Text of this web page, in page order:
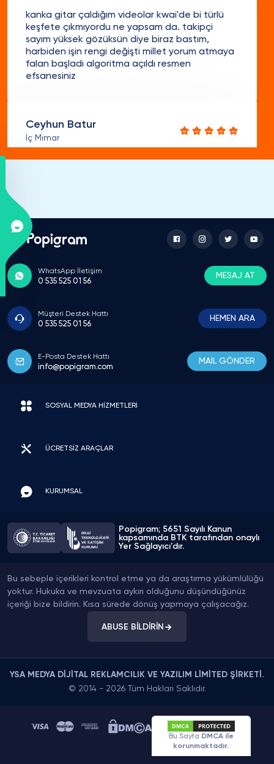
kanka gitar çaldığım videolar kwai'de bi türlü
keşfete çıkmıyordu ne yapsam da. takipçi
sayım yüksek gözüksün diye biraz bastım,
harbiden işin rengi değişti millet yorum atmaya
falan başladı algoritma açıldı resmen
efsanesiniz
Ceyhun Batur
İç Mimar
Ev dekorasyon fikirleri veriyorum. Artık müşteriler
sorunsuz bitti.
Elif Sönmez
Psikolojik Danışman
tavsiyeler ürettiğim kanalımın algoritmada takılı
kalmasını engellemek için destek paketi aldım.
sağlanan hizmetin hızından çok memnun
kaldım.
Volkan Çelik
restoranda mutfak maceralarını paylasiyoz
genclerle ama izlenme yoktu hic. baska bi sef
hizmetleride cok iyi davrandi bize gecenin bi
Emre Tekin
Sistemin altyapısı çok sağlam çalışıyor. Test
amaçlı ufak bir alım yaptım, Kwai bot hesapları
hemen fark edip siler normalde ama
Popigram'ın gönderdiği datanın kalitesi yüksek.
Sahnede veya kuliste çektiğim eğlenceli
videoları paylaşıyordum ama izlenmeler
yerlerdeydi. Popigram ekibi gerçekten işini
layıkıyla yapıyor! Satın aldıktan yarım saat
WhatsApp İletişim
0 535 525 01 56
MESAJ AT
Müşteri Destek Hattı
0 535 525 01 56
HEMEN ARA
E-Posta Destek Hattı
info@popigram.com
MAİL GÖNDER
SOSYAL MEDYA HİZMETLERİ
ÜCRETSİZ ARAÇLAR
KURUMSAL
Popigram; 5651 Sayılı Kanun
kapsamında BTK tarafından onaylı
Yer Sağlayıcı'dır.
Bu sebeple içerikleri kontrol etme ya da araştırma yükümlülüğü
yoktur. Hukuka ve mevzuata aykırı olduğunu düşündüğünüz
içeriği bize bildirin. Kısa sürede dönüş yapmaya çalışacağız.
ABUSE BİLDİRİN
YSA MEDYA DİJİTAL REKLAMCILIK VE YAZILIM LİMİTED ŞİRKETİ.
© 2014 - 2026 Tüm Hakları Saklıdır.
Bu Sayfa DMCA ile
korunmaktadır.